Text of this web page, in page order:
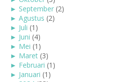
► September (2)
► Agustus (2)
► Juli (1)
► Juni (4)
► Mei (1)
► Maret (3)
► Februari (1)
► Januari (1)